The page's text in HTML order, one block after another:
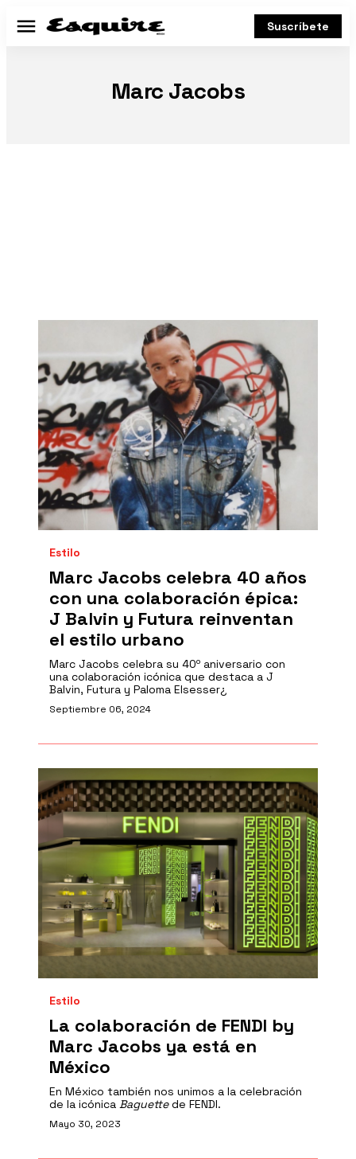
Menú Suscríbete
Marc Jacobs
Estilo
Marc Jacobs celebra 40 años
con una colaboración épica:
J Balvin y Futura reinventan
el estilo urbano
Marc Jacobs celebra su 40º aniversario con
una colaboración icónica que destaca a J
Balvin, Futura y Paloma Elsesser¿
Septiembre 06, 2024
Estilo
La colaboración de FENDI by
Marc Jacobs ya está en
México
En México también nos unimos a la celebración
de la icónica Baguettede FENDI.
Mayo 30, 2023